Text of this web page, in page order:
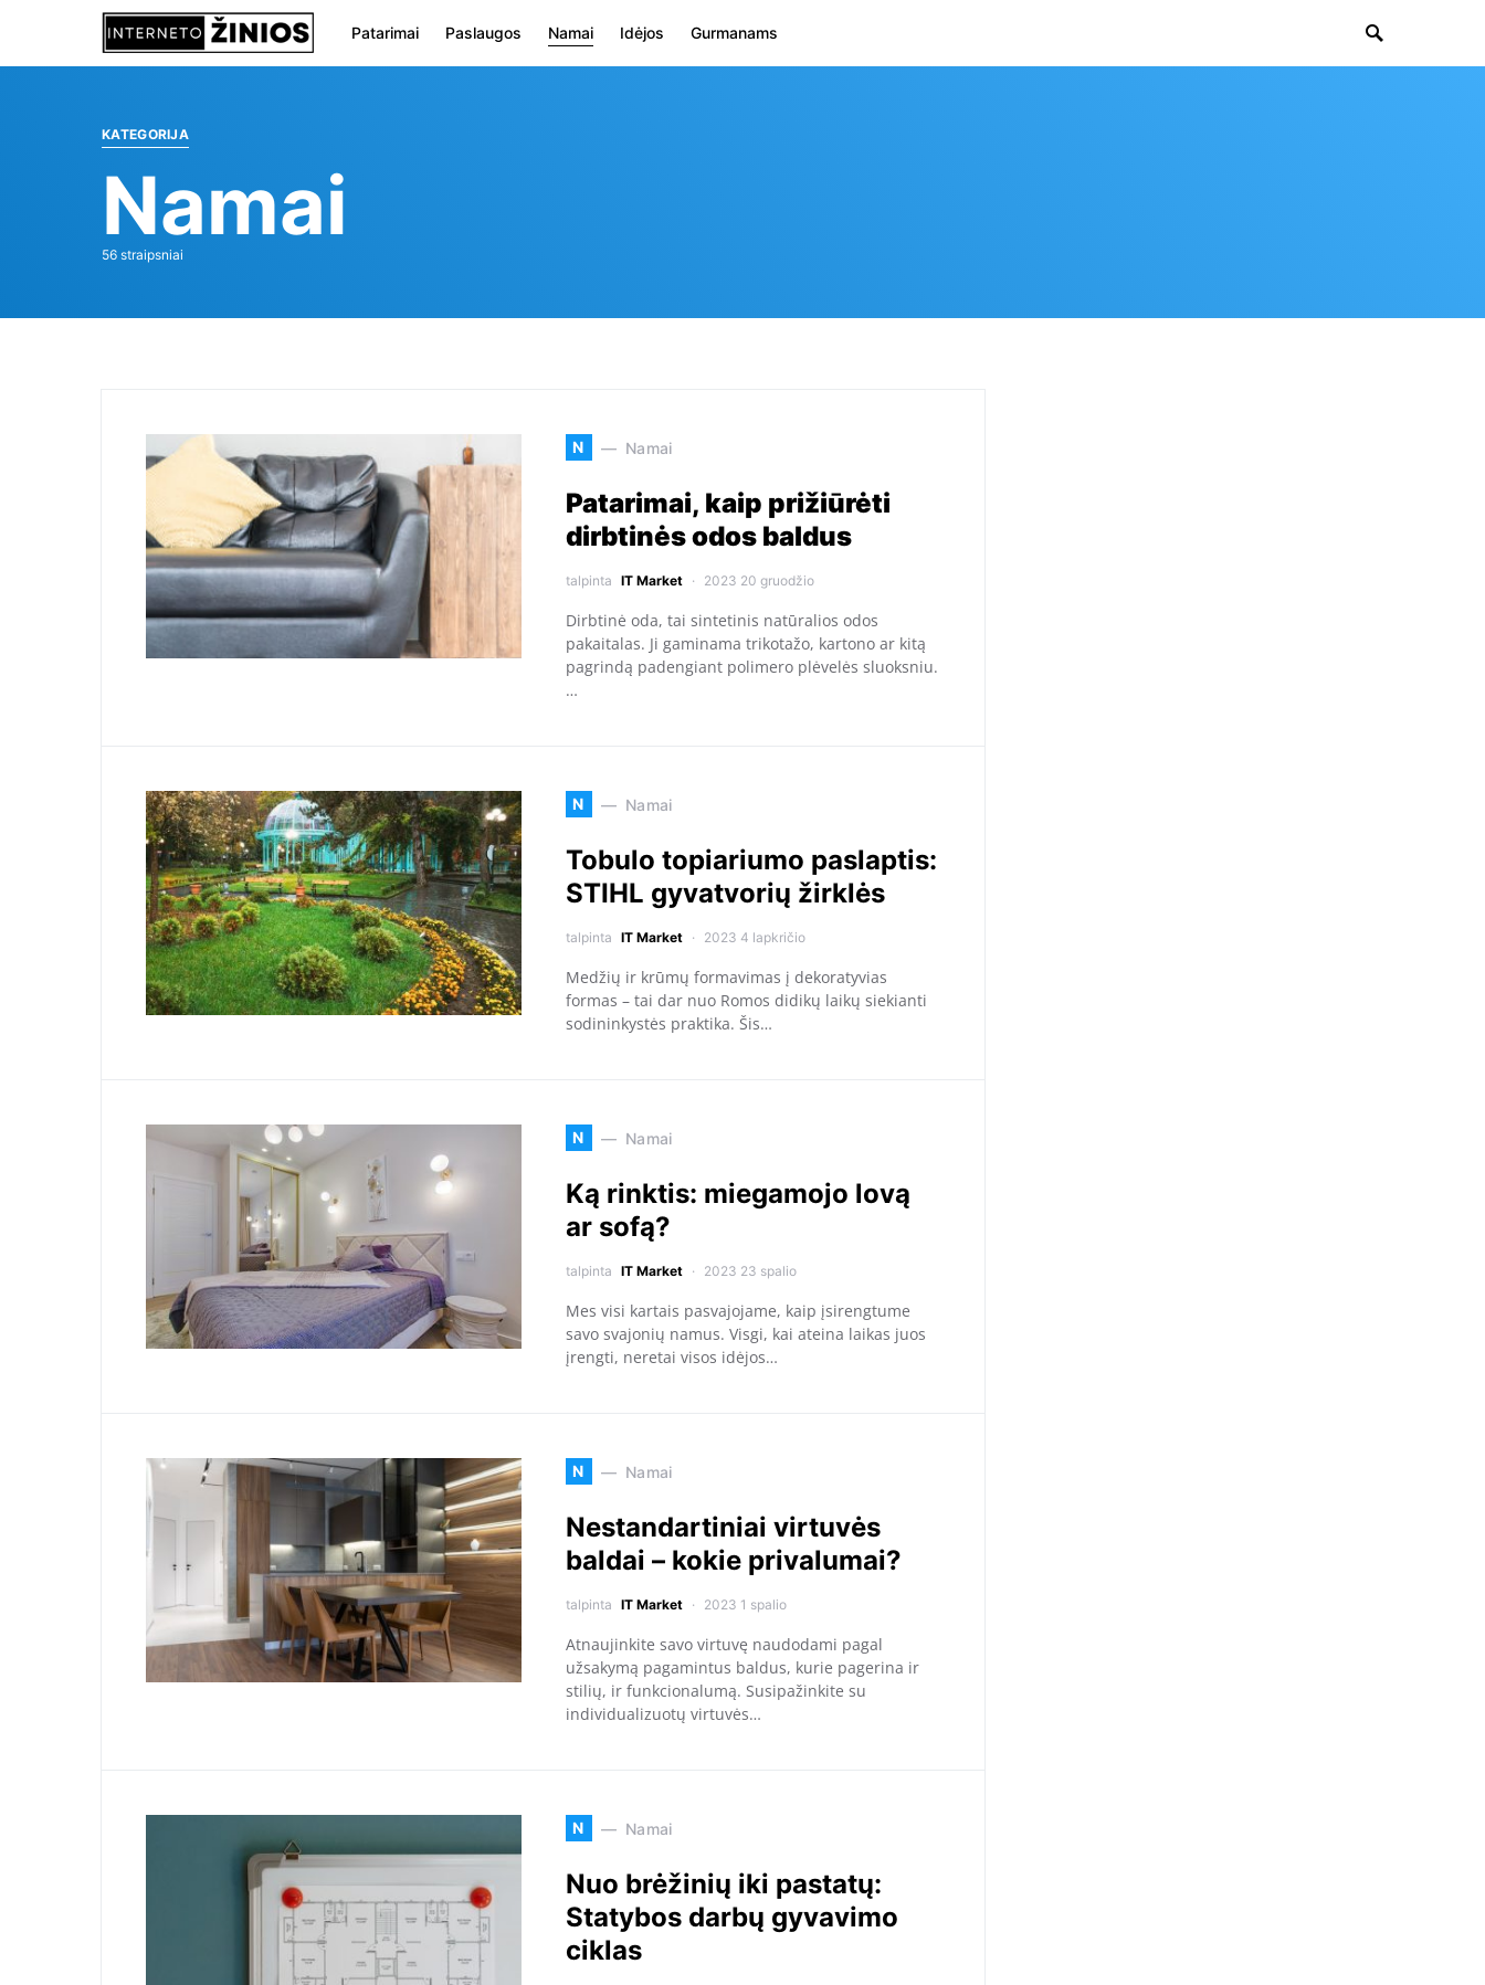
Patarimai Paslaugos Namai Idėjos Gurmanams
KATEGORIJA
Namai
56 straipsniai
N Namai
Patarimai, kaip prižiūrėti
dirbtinės odos baldus
talpinta IT Market 2023 20 gruodžio
Dirbtinė oda, tai sintetinis natūralios odos
pakaitalas. Ji gaminama trikotažo, kartono ar kitą
pagrindą padengiant polimero plėvelės sluoksniu.
…
N Namai
Tobulo topiariumo paslaptis:
STIHL gyvatvorių žirklės
talpinta IT Market 2023 4 lapkričio
Medžių ir krūmų formavimas į dekoratyvias
formas – tai dar nuo Romos didikų laikų siekianti
sodininkystės praktika. Šis…
N Namai
Ką rinktis: miegamojo lovą
ar sofą?
talpinta IT Market 2023 23 spalio
Mes visi kartais pasvajojame, kaip įsirengtume
savo svajonių namus. Visgi, kai ateina laikas juos
įrengti, neretai visos idėjos…
N Namai
Nestandartiniai virtuvės
baldai – kokie privalumai?
talpinta IT Market 2023 1 spalio
Atnaujinkite savo virtuvę naudodami pagal
užsakymą pagamintus baldus, kurie pagerina ir
stilių, ir funkcionalumą. Susipažinkite su
individualizuotų virtuvės…
N Namai
Nuo brėžinių iki pastatų:
Statybos darbų gyvavimo
ciklas